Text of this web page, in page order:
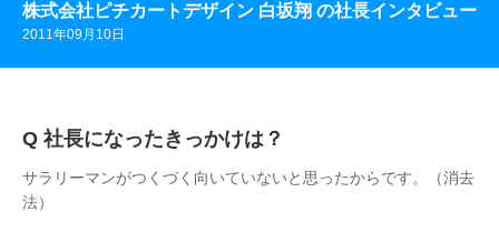
株式会社ピチカートデザイン 白坂翔 の社長インタビュー
2011年09月10日
社長になったきっかけは？
サラリーマンがつくづく向いていないと思ったからです。（消去
法）